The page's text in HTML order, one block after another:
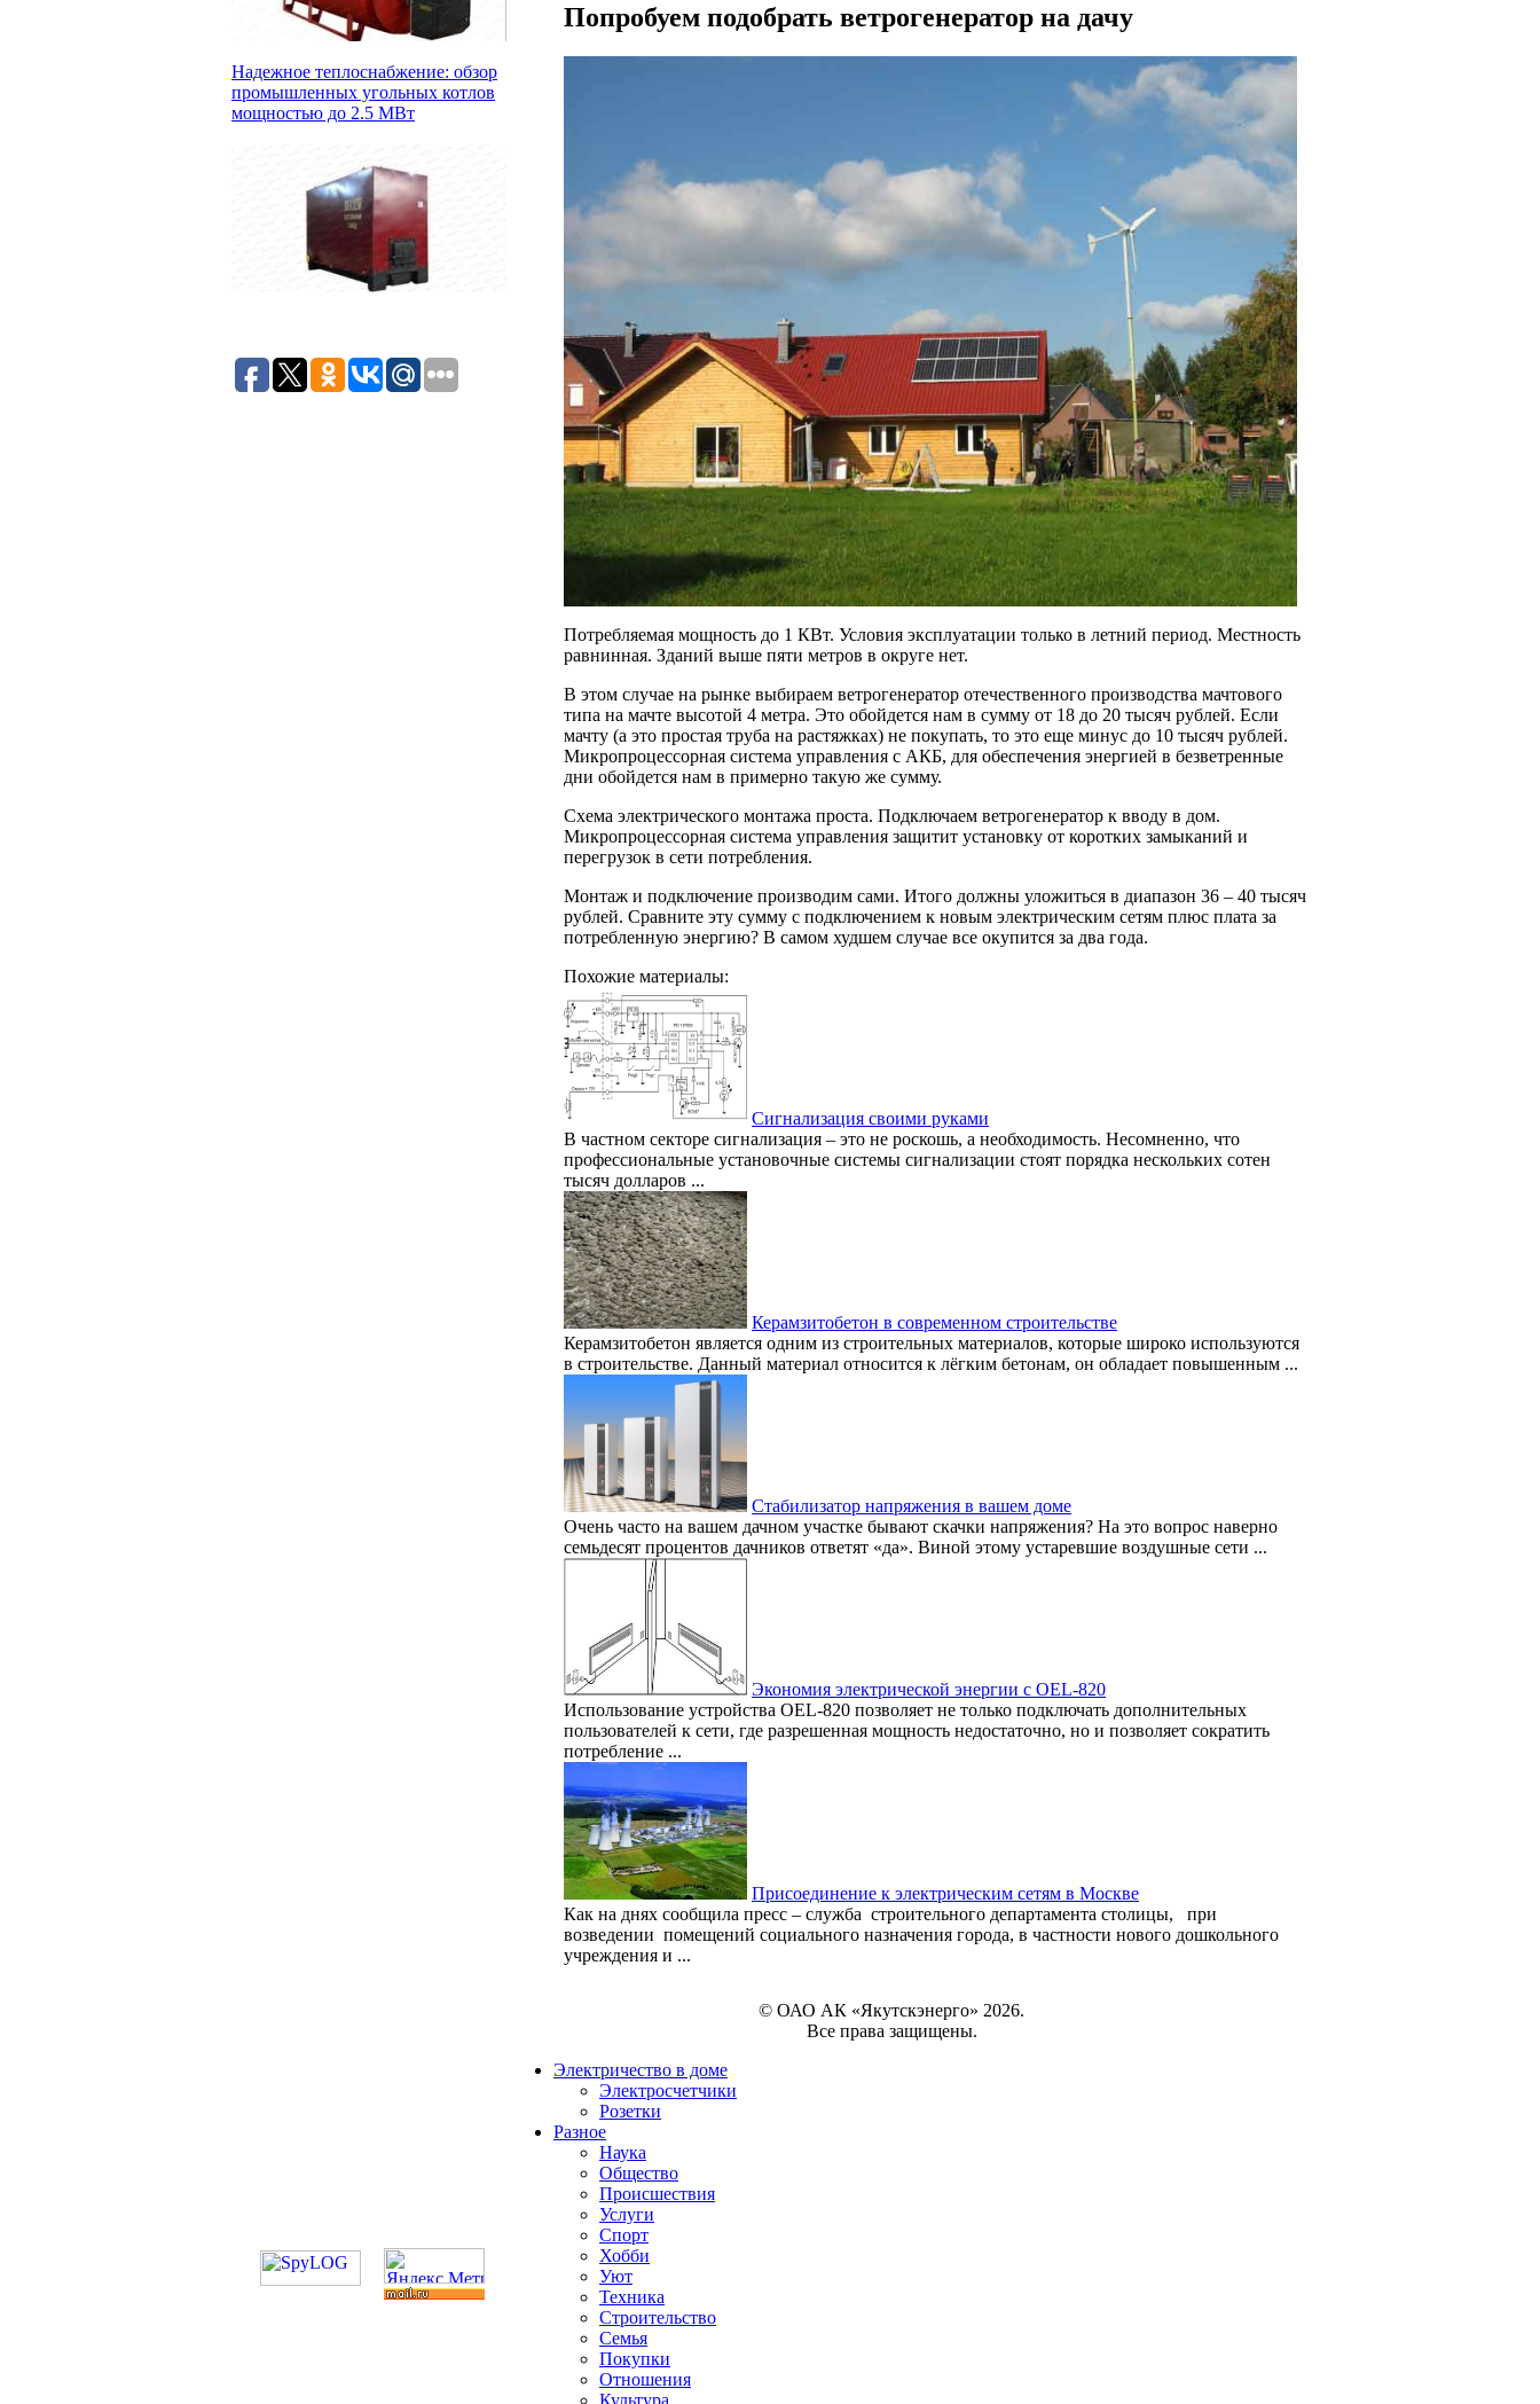
Надежное теплоснабжение: обзор
промышленных угольных котлов
мощностью до 2.5 МВт
Попробуем подобрать ветрогенератор на дачу
Потребляемая мощность до 1 КВт. Условия эксплуатации только в летний период. Местность
равнинная. Зданий выше пяти метров в округе нет.
В этом случае на рынке выбираем ветрогенератор отечественного производства мачтового
типа на мачте высотой 4 метра. Это обойдется нам в сумму от 18 до 20 тысяч рублей. Если
мачту (а это простая труба на растяжках) не покупать, то это еще минус до 10 тысяч рублей.
Микропроцессорная система управления с АКБ, для обеспечения энергией в безветренные
дни обойдется нам в примерно такую же сумму.
Схема электрического монтажа проста. Подключаем ветрогенератор к вводу в дом.
Микропроцессорная система управления защитит установку от коротких замыканий и
перегрузок в сети потребления.
Монтаж и подключение производим сами. Итого должны уложиться в диапазон 36 – 40 тысяч
рублей. Сравните эту сумму с подключением к новым электрическим сетям плюс плата за
потребленную энергию? В самом худшем случае все окупится за два года.
Похожие материалы:
Сигнализация своими руками
В частном секторе сигнализация – это не роскошь, а необходимость. Несомненно, что
профессиональные установочные системы сигнализации стоят порядка нескольких сотен
тысяч долларов ...
Керамзитобетон в современном строительстве
Керамзитобетон является одним из строительных материалов, которые широко используются
в строительстве. Данный материал относится к лёгким бетонам, он обладает повышенным ...
Стабилизатор напряжения в вашем доме
Очень часто на вашем дачном участке бывают скачки напряжения? На это вопрос наверно
семьдесят процентов дачников ответят «да». Виной этому устаревшие воздушные сети ...
Экономия электрической энергии с OEL-820
Использование устройства OEL-820 позволяет не только подключать дополнительных
пользователей к сети, где разрешенная мощность недостаточно, но и позволяет сократить
потребление ...
Присоединение к электрическим сетям в Москве
Как на днях сообщила пресс – служба строительного департамента столицы, при
возведении помещений социального назначения города, в частности нового дошкольного
учреждения и ...
© ОАО АК «Якутскэнерго» 2026.
Все права защищены.
Электричество в доме
Электросчетчики
Розетки
Разное
Наука
Общество
Происшествия
Услуги
Спорт
Хобби
Уют
Техника
Строительство
Семья
Покупки
Отношения
Культура